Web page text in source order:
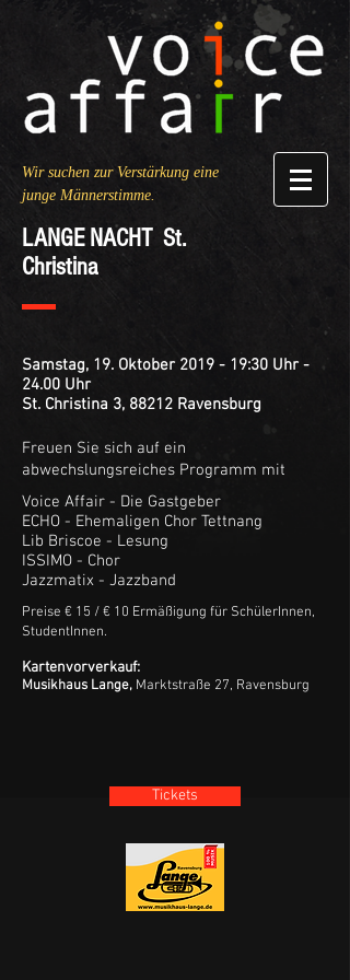
Wir suchen zur Verstärkung eine
junge Männerstimme.
LANGE NACHT St.
Christina
Samstag, 19. Oktober 2019 - 19:30 Uhr -
24.00 Uhr
St. Christina 3, 88212 Ravensburg
Freuen Sie sich auf ein
abwechslungsreiches Programm mit
Voice Affair - Die Gastgeber
ECHO - Ehemaligen Chor Tettnang
Lib Briscoe - Lesung
ISSIMO - Chor
​Jazzmatix - Jazzband
Preise € 15 / € 10 Ermäßigung für SchülerInnen,
StudentInnen.
Kartenvorverkauf:
Musikhaus Lange, Marktstraße 27, Ravensburg
Tickets